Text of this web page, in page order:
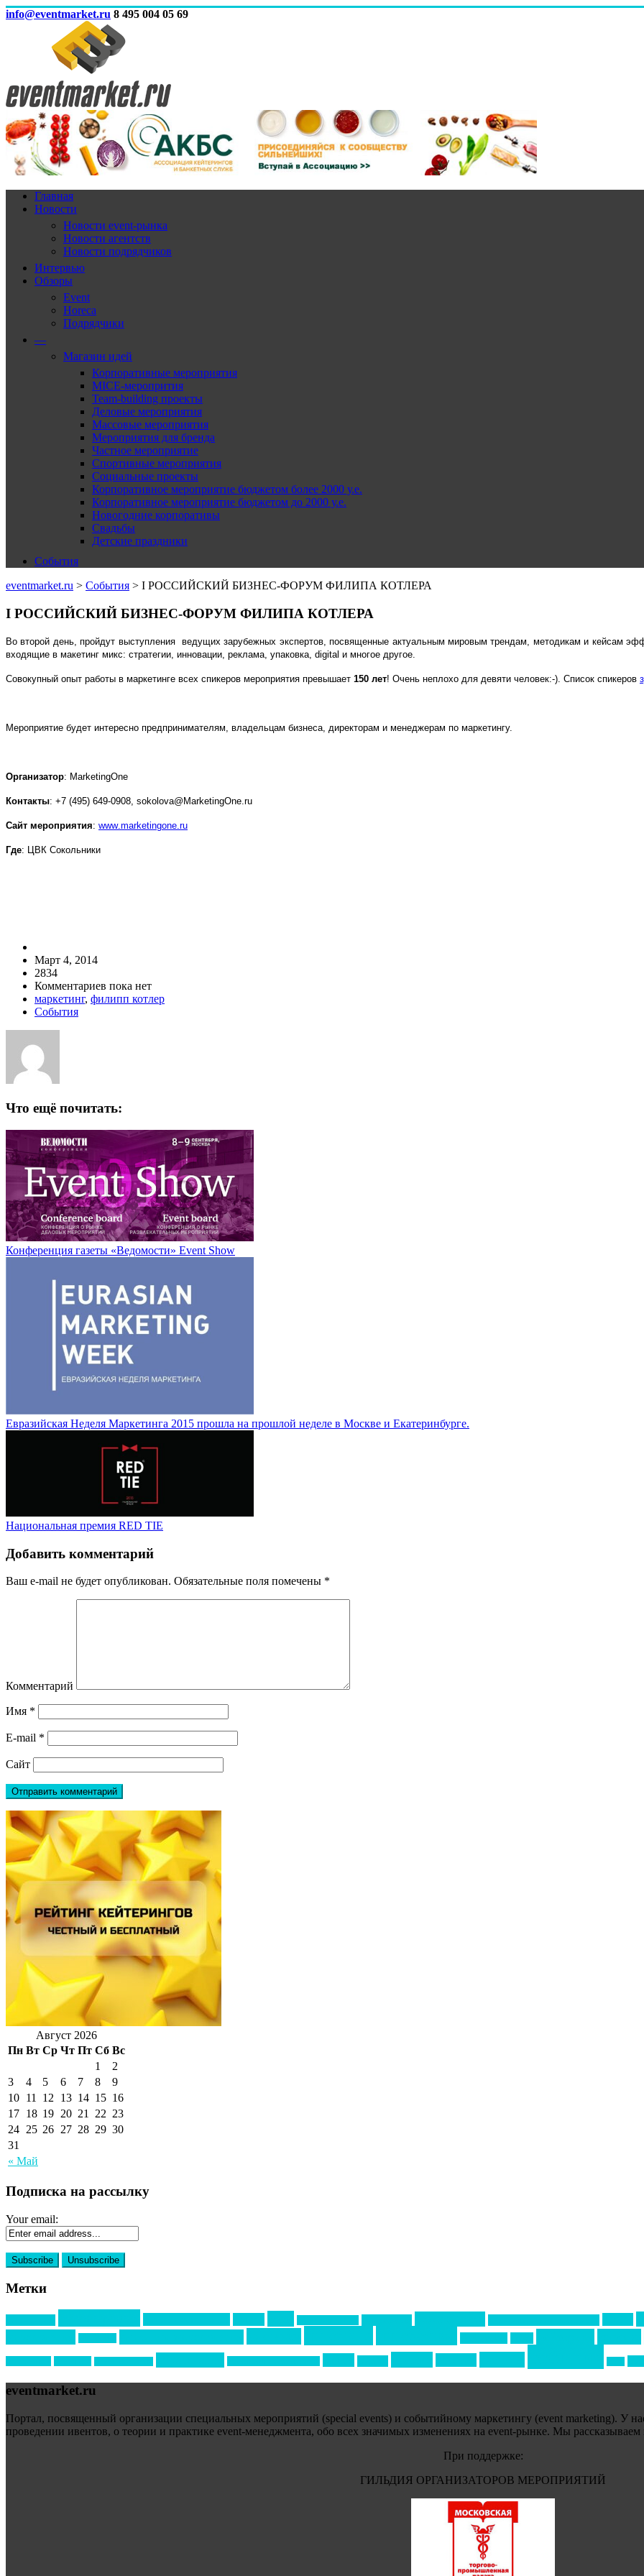
info@eventmarket.ru 8 495 004 05 69
Главная
Новости
Новости event-рынка
Новости агентств
Новости подрядчиков
Интервью
Обзоры
Event
Horeca
Подрядчики
—
Магазин идей
Корпоративные мероприятия
MICE-меропрития
Team-building проекты
Деловые мероприятия
Массовые мероприятия
Мероприятия для бренда
Частное мероприятие
Спортивные мероприятия
Социальные проекты
Корпоративное мероприятие бюджетом более 2000 у.е.
Корпоративное мероприятие бюджетом до 2000 у.е.
Новогодние корпоративы
Свадьбы
Детские праздники
События
eventmarket.ru > События > I РОССИЙСКИЙ БИЗНЕС-ФОРУМ ФИЛИПА КОТЛЕРА
I РОССИЙСКИЙ БИЗНЕС-ФОРУМ ФИЛИПА КОТЛЕРА
Во второй день, пройдут выступления ведущих зарубежных экспертов, посвященные актуальным мировым трендам, методикам и кейсам
входящие в макетинг микс: стратегии, инновации, реклама, упаковка, digital и многое другое.
Совокупный опыт работы в маркетинге всех спикеров мероприятия превышает 150 лет! Очень неплохо для девяти человек:-). Список спикеров
Мероприятие будет интересно предпринимателям, владельцам бизнеса, директорам и менеджерам по маркетингу.
Организатор: MarketingOne
Контакты: +7 (495) 649-0908, sokolova@ MarketingOne.ru
Сайт мероприятия: www.marketingone.ru
Где: ЦВК Сокольники
Март 4, 2014
2834
Комментариев пока нет
маркетинг, филипп котлер
События
Что ещё почитать:
Конференция газеты «Ведомости» Event Show
Евразийская Неделя Маркетинга 2015 прошла на прошлой неделе в Москве и Екатеринбурге.
Национальная премия RED TIE
Добавить комментарий
Ваш e-mail не будет опубликован. Обязательные поля помечены *
Комментарий
Имя *
E-mail *
Сайт
Август 2026
Пн Вт Ср Чт Пт Сб Вс
« Май
1
2
3
4 5 6 7 8
9
10 11 12 13 14 15 16
17 18 19 20 21 22 23
24 25 26 27 28 29 30
31
Подписка на рассылку
Your email:
Метки
eventmarket.ru
Портал, посвященный организации специальных мероприятий (special events) и событийному маркетингу (event marketing). У
проведении ивентов, о теории и практике event-менеджмента, обо всех значимых изменениях на event-рынке. Мы
При поддержке:
ГИЛЬДИЯ ОРГАНИЗАТОРОВ МЕРОПРИЯТИЙ